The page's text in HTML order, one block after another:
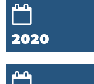
2020